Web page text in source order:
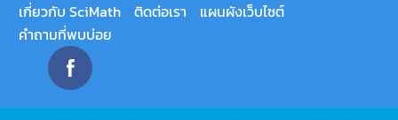
เกี่ยวกับ SciMath ติดต่อเรา
แผนผังเว็บไซต์
คำถามที่พบบ่อย